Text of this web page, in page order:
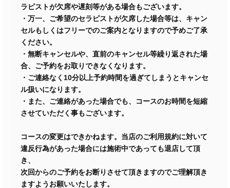
ラピストが欠席や遅刻等がある場合もございます。
・万一、ご希望のセラピストが欠席した場合等は、キャン
セルもしくはフリーでのご案内となりますので予めご了承
ください。
・無断キャンセルや、直前のキャンセル等繰り返された場
合、ご予約をお取りできなくなります。
・ご連絡なく10分以上予約時間を過ぎてしまうとキャンセ
ル扱いになります。
・また、ご連絡があった場合でも、コースのお時間を短縮
させていただく事もございます。
コースの変更はできかねます。当店のご利用規約に対いて
違反行為があった場合には施術中であっても退店して頂
き、
次回からのご予約をお断りさせて頂きますのでご理解頂き
ますようお願いいたします。